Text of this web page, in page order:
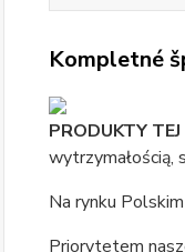
Kompletné
PRODUKTY
wytrzymałością,
Na rynku
Priorytetem